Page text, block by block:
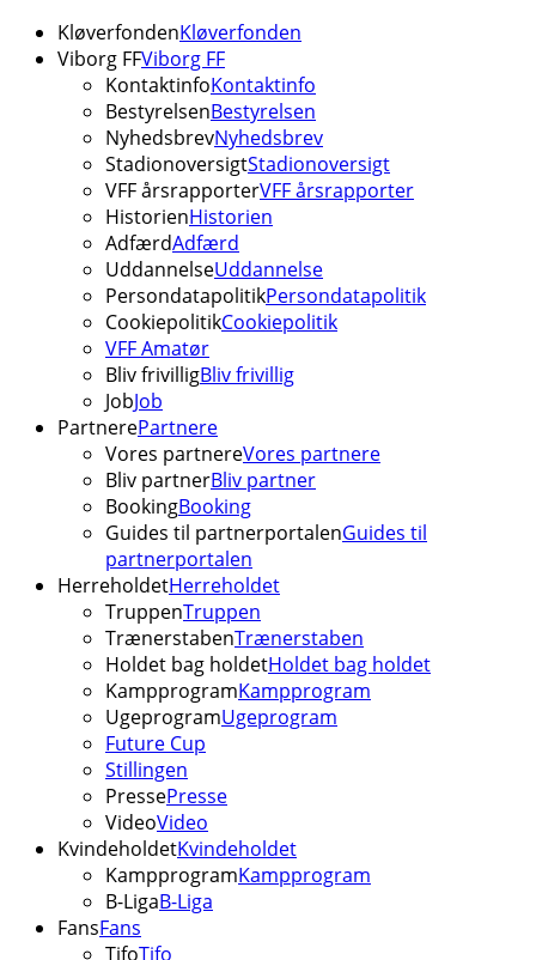
KløverfondenKløverfonden
Viborg FFViborg FF
KontaktinfoKontaktinfo
BestyrelsenBestyrelsen
NyhedsbrevNyhedsbrev
StadionoversigtStadionoversigt
VFF årsrapporterVFF årsrapporter
HistorienHistorien
AdfærdAdfærd
UddannelseUddannelse
PersondatapolitikPersondatapolitik
CookiepolitikCookiepolitik
VFF Amatør
Bliv frivilligBliv frivillig
JobJob
PartnerePartnere
Vores partnereVores partnere
Bliv partnerBliv partner
BookingBooking
Guides til partnerportalenGuides til
partnerportalen
HerreholdetHerreholdet
TruppenTruppen
TrænerstabenTrænerstaben
Holdet bag holdetHoldet bag holdet
KampprogramKampprogram
UgeprogramUgeprogram
Future Cup
Stillingen
PressePresse
VideoVideo
KvindeholdetKvindeholdet
KampprogramKampprogram
B-LigaB-Liga
FansFans
TifoTifo